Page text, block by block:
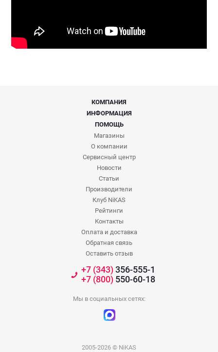
КОМПАНИЯ
ИНФОРМАЦИЯ
ПОМОЩЬ
Магазины
О компании
Сервисный центр
Новости
Статьи
Производители
Клуб NiKAS
Рейтинги
Контакты
Оплата и доставка
Обратная связь
Оставить отзыв
+7 (343)356-555-1
+7 (800)550-60-18
Мы в социальных сетях:
2005-2026 © NiKAS